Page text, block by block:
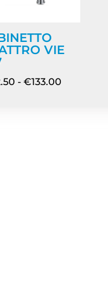
VIE
- €133.00